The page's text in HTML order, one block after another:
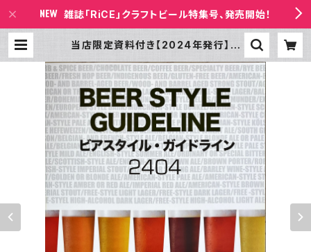
雑誌「RiCE」クラフトビール特集号、発売開始！
当店限定資料付き【2024年発行】ビ
語併記) | 書店ビールの放課後 BAS
E店